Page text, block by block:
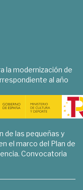
la modernización de
al año
de las pequeñas y
el marco del Plan de
Convocatoria